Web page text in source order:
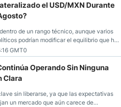
el USD/MXN Durante
de un rango técnico, aunque varios
podrían modificar el equilibrio que ha
GMT0
Operando Sin Ninguna
Clara
sin liberarse, ya que las expectativas
un mercado que aún carece de